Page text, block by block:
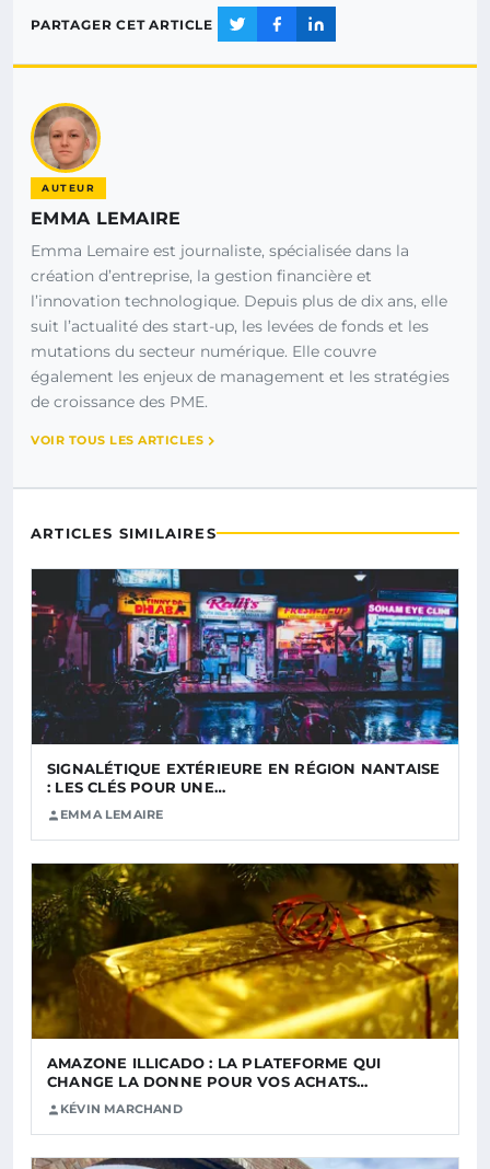
PARTAGER CET ARTICLE
AUTEUR
EMMA LEMAIRE
Emma Lemaire est journaliste, spécialisée dans la
création d’entreprise, la gestion financière et
l’innovation technologique. Depuis plus de dix ans, elle
suit l’actualité des start-up, les levées de fonds et les
mutations du secteur numérique. Elle couvre
également les enjeux de management et les stratégies
de croissance des PME.
VOIR TOUS LES ARTICLES
ARTICLES SIMILAIRES
SIGNALÉTIQUE EXTÉRIEURE EN RÉGION NANTAISE
: LES CLÉS POUR UNE…
EMMA LEMAIRE
AMAZONE ILLICADO : LA PLATEFORME QUI
CHANGE LA DONNE POUR VOS ACHATS…
KÉVIN MARCHAND